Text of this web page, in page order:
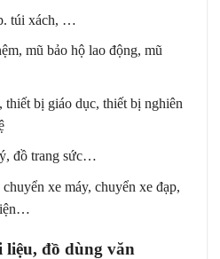
túi xách, …
mũ bảo hộ lao động, mũ
thiết bị giáo dục, thiết bị nghiên
đồ trang sức…
xe máy, chuyển xe đạp,
liệu, đồ dùng văn